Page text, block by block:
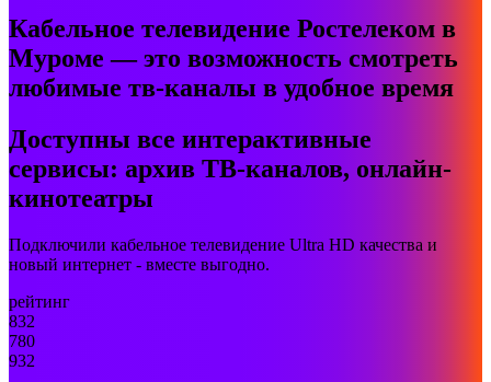
Кабельное телевидение Ростелеком в
Муроме — это возможность смотреть
любимые тв-каналы в удобное время
Доступны все интерактивные
сервисы: архив ТВ-каналов, онлайн-
кинотеатры
Подключили кабельное телевидение Ultra HD качества и
новый интернет - вместе выгодно.
рейтинг
832
780
932